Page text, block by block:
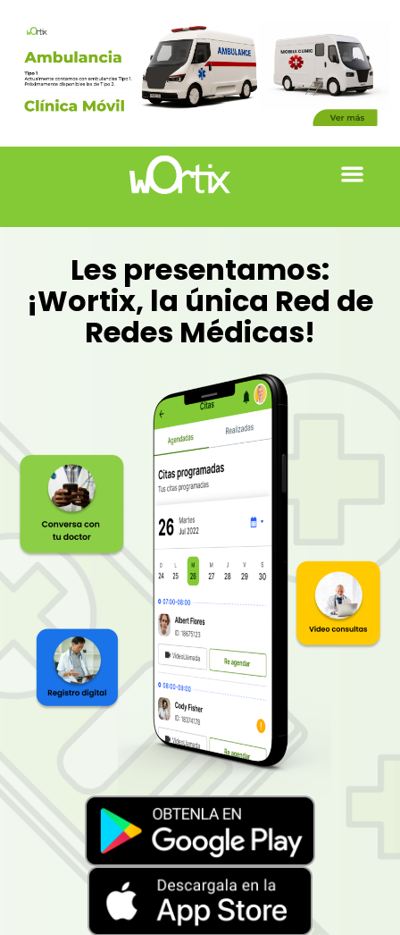
Les presentamos:
¡Wortix, la única Red de
Redes Médicas!